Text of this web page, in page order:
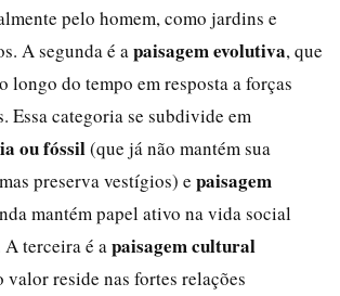
pelo homem, como jardins e
A segunda é a paisagem evolutiva, que
longo do tempo em resposta a forças
Essa categoria se subdivide em
ou fóssil(que já não mantém sua
preserva vestígios) e paisagem
mantém papel ativo na vida social
terceira é a paisagem cultural
valor reside nas fortes relações